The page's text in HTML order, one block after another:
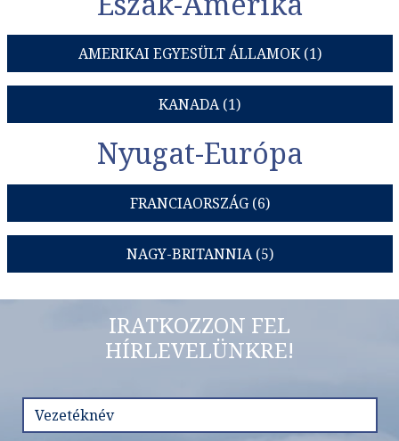
AMERIKAI EGYESÜLT ÁLLAMOK (1)
KANADA (1)
Nyugat-Európa
FRANCIAORSZÁG (6)
NAGY-BRITANNIA (5)
IRATKOZZON FEL
HÍRLEVELÜNKRE!